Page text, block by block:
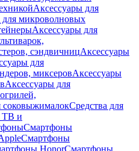
Аксессуары для
для микроволновых
Аксессуары для
сэндвичницАксессуары
для
миксеровАксессуары
Аксессуары для
соковыжималокСредства для
ТВ и
Смартфоны
Смартфоны
HonorСмартфоны